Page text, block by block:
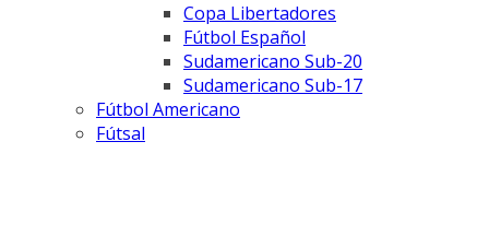
Copa Libertadores
Fútbol Español
Sudamericano Sub-20
Sudamericano Sub-17
Fútbol Americano
Fútsal